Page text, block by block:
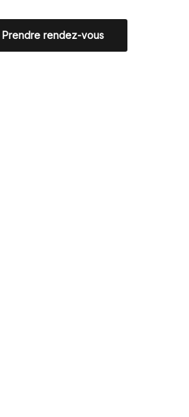
Prendre rendez-vous